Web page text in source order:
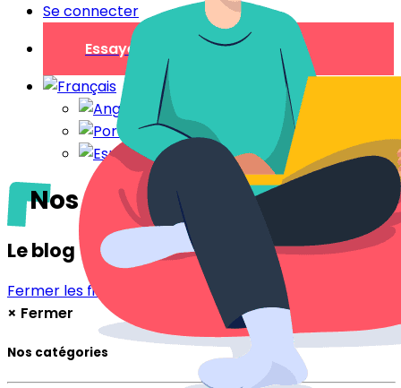
Se connecter
Essayer gratuitement
Nos régions
Le blog
Fermer les filtres
× Fermer
Nos catégories